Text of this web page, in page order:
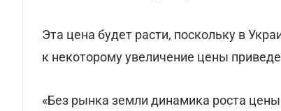
Эта цена будет расти, поскольку в
к некоторому увеличение цены
«Без рынка земли динамика роста